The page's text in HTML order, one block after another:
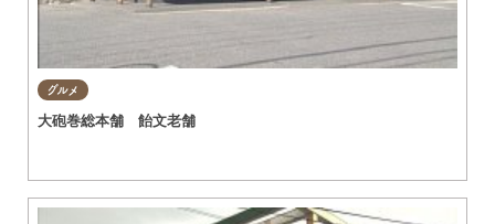
グルメ
大砲巻総本舗 飴文老舗